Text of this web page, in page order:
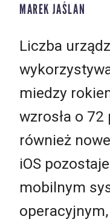
MAREK JAŚLAN
Liczba
miedzy
wzrosła o
również
iOS
mobilnym